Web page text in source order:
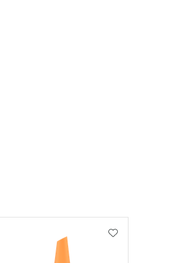
AOS FAVORITOSADICIONAR AOS